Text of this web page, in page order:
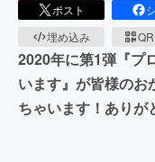
ポスト
埋め込み
2020年に第1弾『プ
います』が皆様のお
ちゃいます！ありが